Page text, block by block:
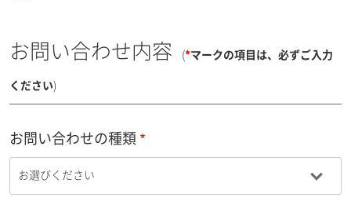
お問い合わせ内容 (*マークの項目は、必ずご入力
ください)
お問い合わせの種類